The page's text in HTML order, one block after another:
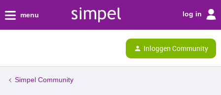
menu log in
Inloggen Community
Simpel Community